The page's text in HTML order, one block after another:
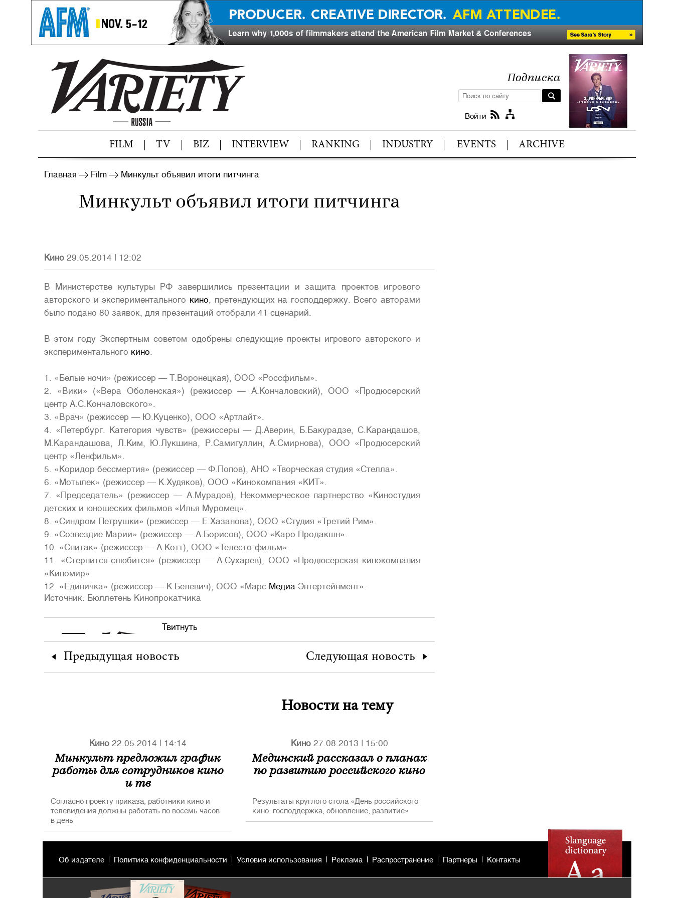
Подписка
Войти
FILM TV BIZ INTERVIEW RANKING INDUSTRY EVENTS ARCHIVE
Главная Film Минкульт объявил итоги питчинга
Минкульт объявил итоги питчинга
Кино 29.05.2014 12:02
В Министерстве культуры РФ завершились презентации и защита проектов игрового
авторского и экспериментального кино, претендующих на господдержку. Всего авторами
было подано 80 заявок, для презентаций отобрали 41 сценарий.
В этом году Экспертным советом одобрены следующие проекты игрового авторского и
экспериментального кино:
1. «Белые ночи» (режиссер — Т.Воронецкая), ООО «Россфильм».
2. «Вики» («Вера Оболенская») (режиссер — А.Кончаловский), ООО «Продюсерский
центр А.С.Кончаловского».
3. «Врач» (режиссер — Ю.Куценко), ООО «Артлайт».
4. «Петербург. Категория чувств» (режиссеры — Д.Аверин, Б.Бакурадзе, С.Карандашов,
М.Карандашова, Л.Ким, Ю.Лукшина, Р.Самигуллин, А.Смирнова), ООО «Продюсерский
центр «Ленфильм».
5. «Коридор бессмертия» (режиссер — Ф.Попов), АНО «Творческая студия «Стелла».
6. «Мотылек» (режиссер — К.Худяков), ООО «Кинокомпания «КИТ».
7. «Председатель» (режиссер — А.Мурадов), Некоммерческое партнерство «Киностудия
детских и юношеских фильмов «Илья Муромец».
8. «Синдром Петрушки» (режиссер — Е.Хазанова), ООО «Студия «Третий Рим».
9. «Созвездие Марии» (режиссер — А.Борисов), ООО «Каро Продакшн».
10. «Спитак» (режиссер — А.Котт), ООО «Телесто-фильм».
11. «Стерпится-слюбится» (режиссер — А.Сухарев), ООО «Продюсерская кинокомпания
«Киномир».
12. «Единичка» (режиссер — К.Белевич), ООО «Марс Медиа Энтертейнмент».
Источник: Бюллетень Кинопрокатчика
Твитнуть
Предыдущая новость Следующая новость
Новости на тему
Кино 22.05.2014 14:14
Минкульт предложил график
работы для сотрудников кино
и тв
Согласно проекту приказа, работники кино и
телевидения должны работать по восемь часов
в день
Кино 27.08.2013 15:00
Мединский рассказал о планах
по развитию российского кино
Результаты круглого стола «День российского
кино: господдержка, обновление, развитие»
Об издателе Политика конфиденциальности Условия использования Реклама Распространение Партнеры Контакты